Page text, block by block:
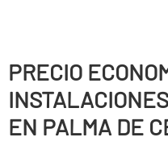
PRECIO
EN PALMA DE